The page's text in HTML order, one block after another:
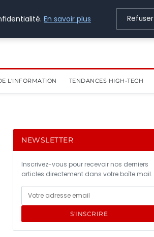
L'INFORMATION TENDANCES HIGH-TECH
NEWSLETTER
Inscrivez-vous pour recevoir nos derniers
articles directement dans votre boîte mail.
S'INSCRIRE
En savoir plus Refuser